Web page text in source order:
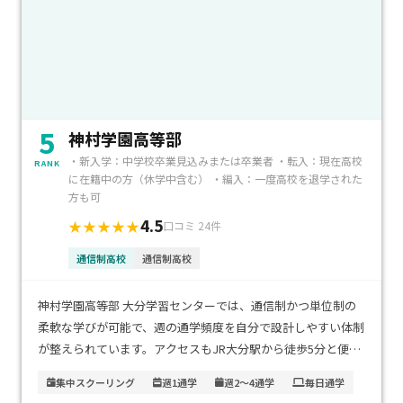
5
RANK
神村学園高等部
・新入学：中学校卒業見込みまたは卒業者 ・転入：現在高校
に在籍中の方（休学中含む） ・編入：一度高校を退学された
方も可
★★★★★4.5口コミ 24件
通信制高校 通信制高校
神村学園高等部 大分学習センターでは、通信制かつ単位制の
柔軟な学びが可能で、週の通学頻度を自分で設計しやすい体制
が整えられています。アクセスもJR大分駅から徒歩5分と便利
のが魅力です。初年度の学費は、入学金40000円、1単位ごと
集中スクーリング 週1通学 週2～4通学 毎日通学